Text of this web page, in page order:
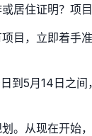
居住证明？项
目，立即着手
到5月14日之间
。从现在开始